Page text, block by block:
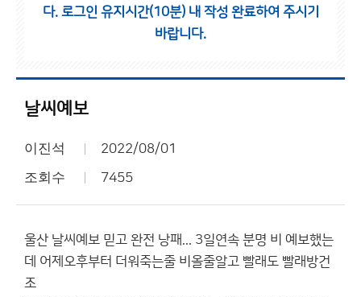
다. 로그인 유지시간(10분) 내 작성 완료하여 주시기
바랍니다.
날씨예보
이진석 2022/08/01
조회수 7455
울산 날씨예보 믿고 완전 낭패... 3일연속 분명 비 예보했는
데 어제오후부터 더워죽는줄 비올줄알고 빨래도 빨래방건
조